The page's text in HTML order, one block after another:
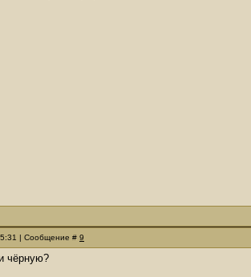
| Сообщение # 9
чёрную?